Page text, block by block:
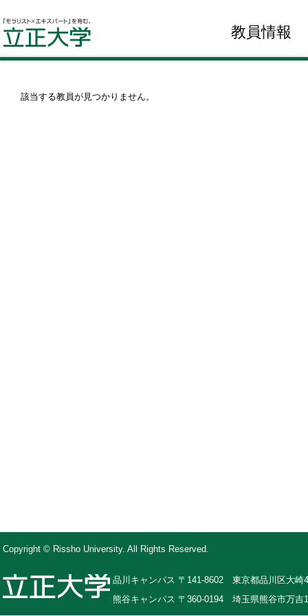
教員情報
該当する教員が見つかりません。
Copyright © Rissho University. All Rights Reserved.
品川キャンパス 〒141-8602 東京都品川区大崎
熊谷キャンパス 〒360-0194 埼玉県熊谷市万吉